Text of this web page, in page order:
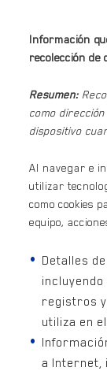
Información
recolección de
Resumen:
como
dispositivo
Al navegar e
utilizar
como cookies
equipo,
Detalles
registros
utiliza en
a Internet,